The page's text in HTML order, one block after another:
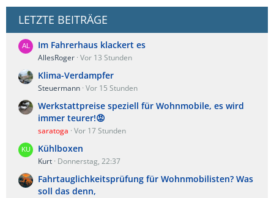
LETZTE BEITRÄGE
Im Fahrerhaus klackert es
AllesRoger Vor 13 Stunden
Klima-Verdampfer
Steuermann Vor 15 Stunden
Werkstattpreise speziell für Wohnmobile, es wird
immer teurer!😡
saratoga Vor 17 Stunden
Kühlboxen
Kurt Donnerstag, 22:37
Fahrtauglichkeitsprüfung für Wohnmobilisten? Was
soll das denn,